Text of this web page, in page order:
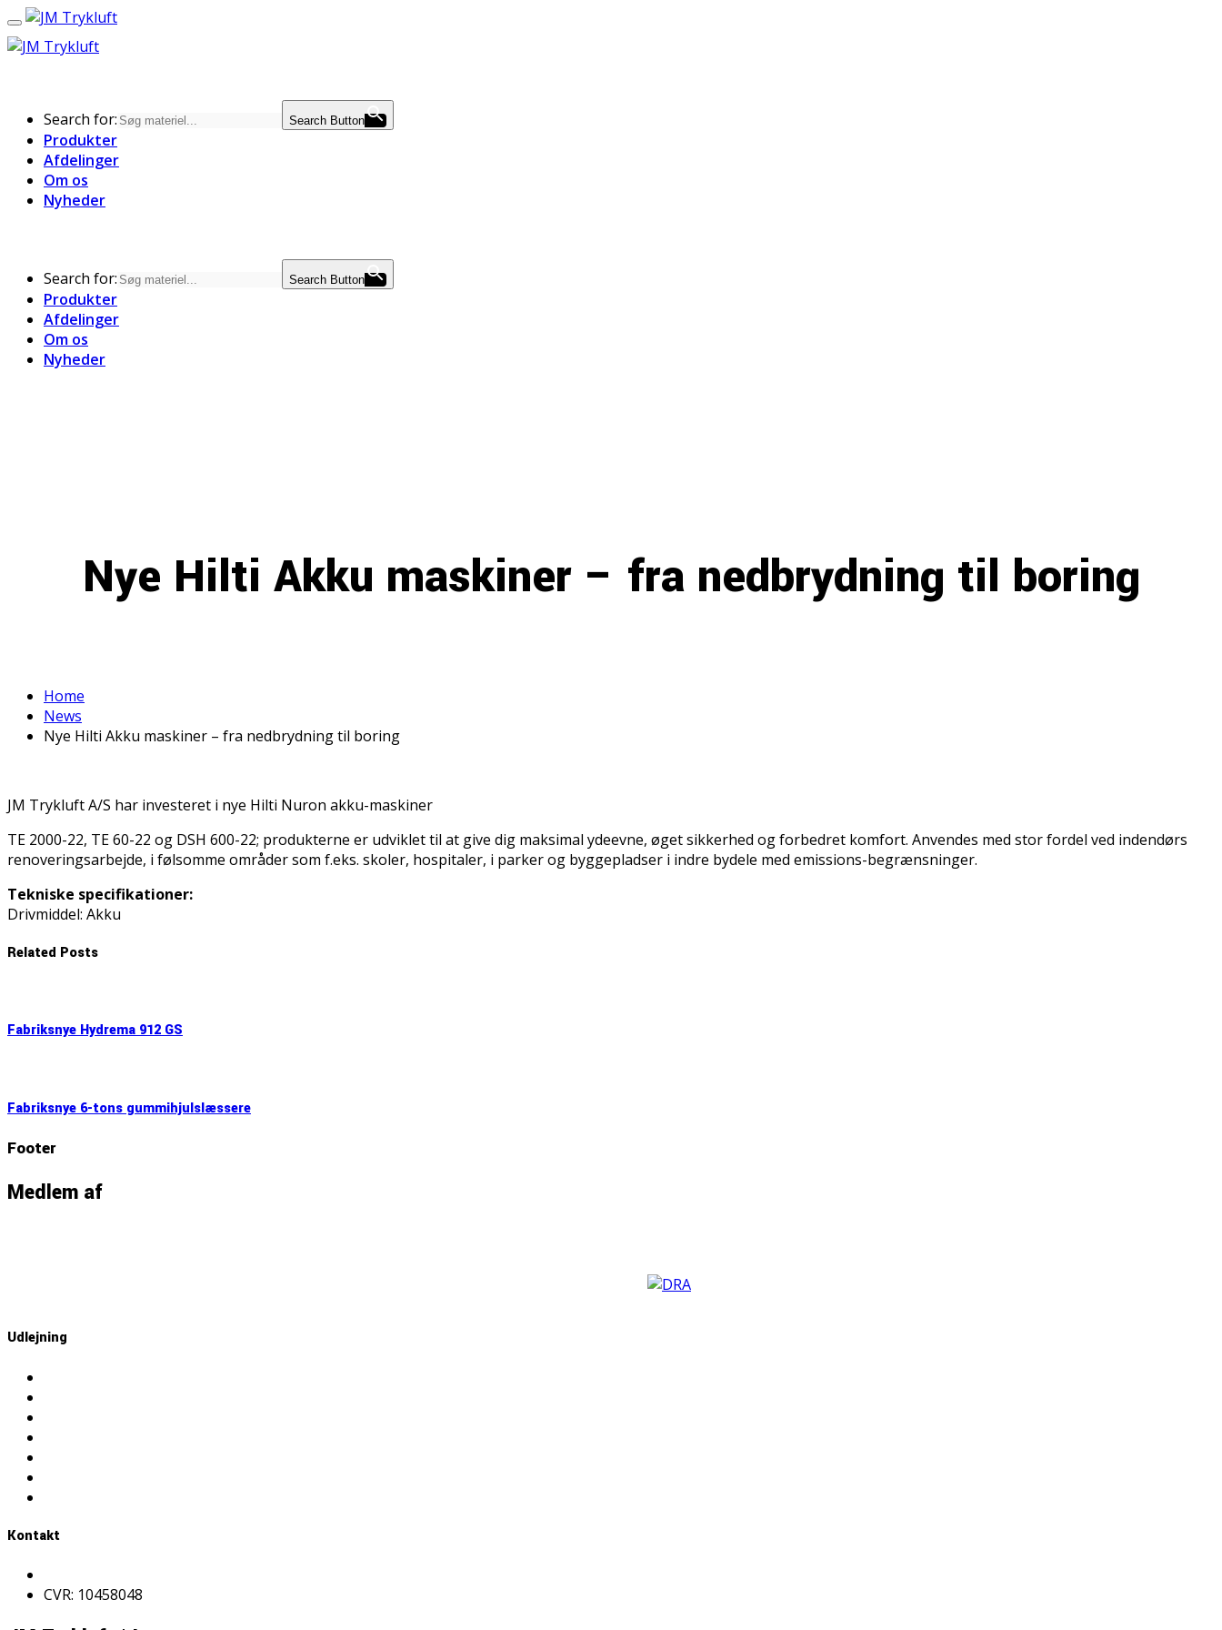
Search for: Search Button
Produkter
Afdelinger
Om os
Nyheder
Search for: Search Button
Produkter
Afdelinger
Om os
Nyheder
Nye Hilti Akku maskiner – fra nedbrydning til boring
Home
News
Nye Hilti Akku maskiner – fra nedbrydning til boring
JM Trykluft A/S har investeret i nye Hilti Nuron akku-maskiner
TE 2000-22, TE 60-22 og DSH 600-22; produkterne er udviklet til at give dig maksimal ydeevne, øget sikkerhed og forbedret komfort. Anvendes med stor fordel ved indendørs
renoveringsarbejde, i følsomme områder som f.eks. skoler, hospitaler, i parker og byggepladser i indre bydele med emissions-begrænsninger.
Tekniske specifikationer:
Drivmiddel: Akku
Related Posts
Fabriksnye Hydrema 912 GS
Fabriksnye 6-tons gummihjulslæssere
Footer
Medlem af
Udlejning
Kontakt
CVR: 10458048